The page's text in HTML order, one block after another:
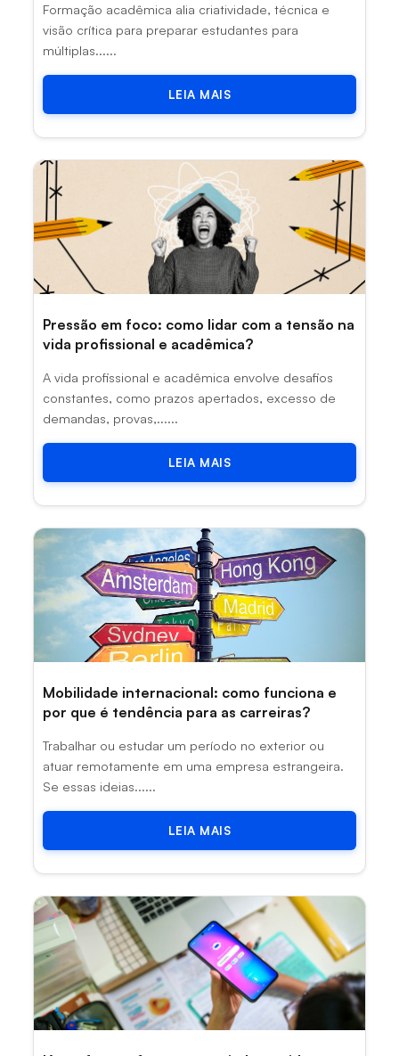
Formação acadêmica alia criatividade, técnica e
visão crítica para preparar estudantes para
múltiplas......
LEIA MAIS
Pressão em foco: como lidar com a tensão na
vida profissional e acadêmica?
A vida profissional e acadêmica envolve desafios
constantes, como prazos apertados, excesso de
demandas, provas,......
LEIA MAIS
Mobilidade internacional: como funciona e
por que é tendência para as carreiras?
Trabalhar ou estudar um período no exterior ou
atuar remotamente em uma empresa estrangeira.
Se essas ideias......
LEIA MAIS